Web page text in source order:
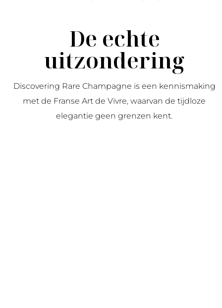
De echte
uitzondering
Discovering Rare Champagne is een kennismaking
met de Franse Art de Vivre, waarvan de tijdloze
elegantie geen grenzen kent.